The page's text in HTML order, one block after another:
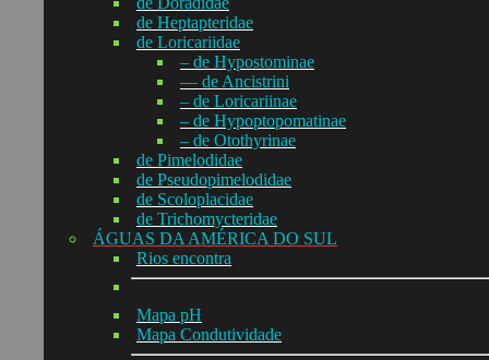
de Heptapteridae
de Loricariidae
– de Hypostominae
— de Ancistrini
– de Loricariinae
– de Hypoptopomatinae
– de Otothyrinae
de Pimelodidae
de Pseudopimelodidae
de Scoloplacidae
de Trichomycteridae
ÁGUAS DA AMÉRICA DO SUL
Rios encontra
Mapa pH
Mapa Condutividade